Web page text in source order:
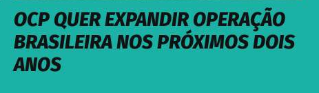
OCP QUER EXPANDIR OPERAÇÃO
BRASILEIRA NOS PRÓXIMOS DOIS
ANOS